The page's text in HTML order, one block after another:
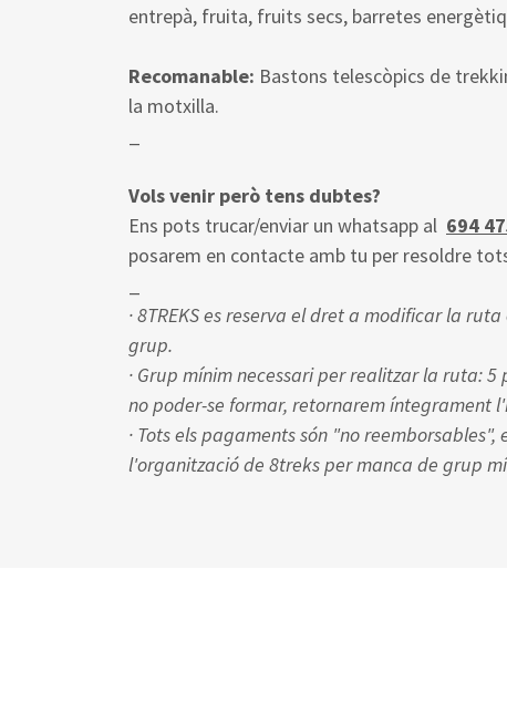
entrepà, fruita, fruits secs, barretes
Recomanable: Bastons telescòpics de
la motxilla.
Vols venir però tens dubtes?
Ens pots trucar/enviar un whatsapp al 694
posarem en contacte amb tu per resoldre
· 8TREKS es reserva el dret a modificar la
grup.
· Grup mínim necessari per realitzar la ruta:
no poder-se formar, retornarem íntegrament
· Tots els pagaments són "no
l'organització de 8treks per manca de grup